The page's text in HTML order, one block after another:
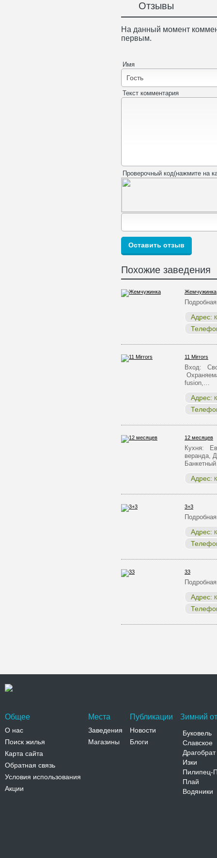
Отзывы
На данный момент
первым.
Имя
Текст комментария
Проверочный код(нажмите на
Похожие заведения
Жемчужинка
Адрес:
11 Mirrors
Вход:
fusion,…
Адрес:
12 месяцев
Кухня:
веранда,
Адрес:
3+3
Адрес:
33
Адрес:
Общее
О нас
Поиск жилья
Карта сайта
Обратная связь
Условия использования
Акции
Места
Заведения
Магазины
Публикации
Новости
Блоги
Зимний
Буковель
Славское
Драгобрат
Изки
Пилипец-
Плай
Водяники